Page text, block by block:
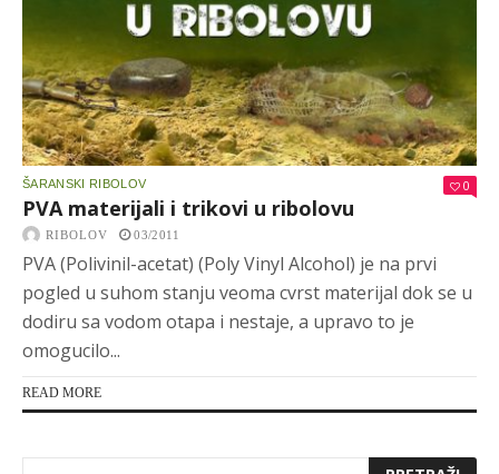
ŠARANSKI RIBOLOV 0
PVA materijali i trikovi u ribolovu
RIBOLOV 03/2011
PVA (Polivinil-acetat) (Poly Vinyl Alcohol) je na prvi
pogled u suhom stanju veoma cvrst materijal dok se u
dodiru sa vodom otapa i nestaje, a upravo to je
omogucilo...
READ MORE